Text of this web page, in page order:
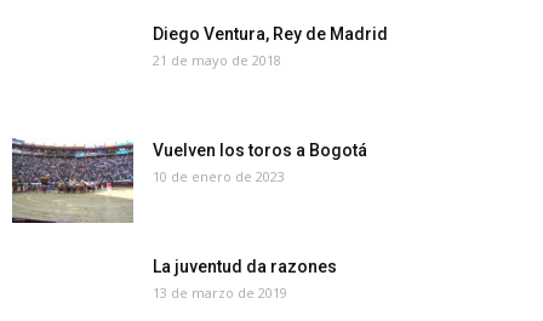
Diego Ventura, Rey de Madrid
21 de mayo de 2018
Vuelven los toros a Bogotá
10 de enero de 2023
La juventud da razones
13 de marzo de 2019